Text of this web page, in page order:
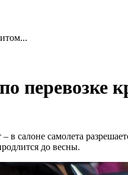
перевозке
салоне самолета
до весны.